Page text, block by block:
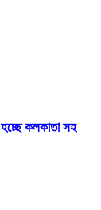
হচ্ছে কলকাতা সহ